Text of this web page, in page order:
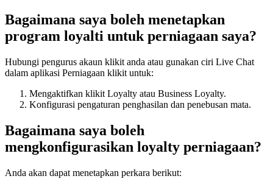
Bagaimana saya boleh menetapkan
program loyalti untuk perniagaan saya?
Hubungi pengurus akaun klikit anda atau gunakan ciri Live Chat
dalam aplikasi Perniagaan klikit untuk:
Mengaktifkan klikit Loyalty atau Business Loyalty.
Konfigurasi pengaturan penghasilan dan penebusan mata.
Bagaimana saya boleh
mengkonfigurasikan loyalty perniagaan?
Anda akan dapat menetapkan perkara berikut: